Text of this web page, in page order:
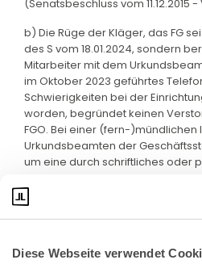
Diese Webseite verwendet
(Senatsbeschluss vom 11.12.2015 -
b) Die Rüge der Kläger, das FG
des S vom 18.01.2024, sondern
Mitarbeiter mit dem
im Oktober 2023 geführtes
Schwierigkeiten bei der
worden, begründet keinen
FGO. Bei einer (fern-)mündlichen
Urkundsbeamten der
um eine durch schriftliches oder